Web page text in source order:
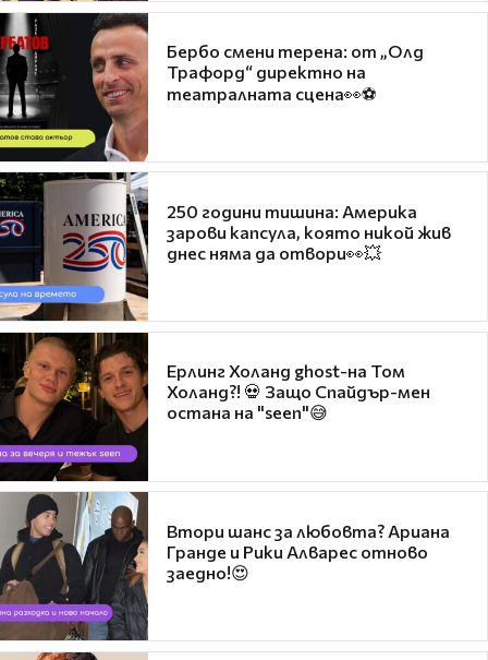
Бербо смени терена: от „Олд
Трафорд“ директно на
театралната сцена👀⚽
250 години тишина: Америка
зарови капсула, която никой жив
днес няма да отвори👀💥
Ерлинг Холанд ghost-на Том
Холанд?! 💀 Защо Спайдър-мен
остана на "seen"😅
Втори шанс за любовта? Ариана
Гранде и Рики Алварес отново
заедно!😍